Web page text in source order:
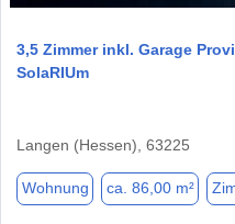
3,5 Zimmer inkl. Garage
SolaRIUm
Langen (Hessen), 63225
Wohnung ca. 86,00 m²